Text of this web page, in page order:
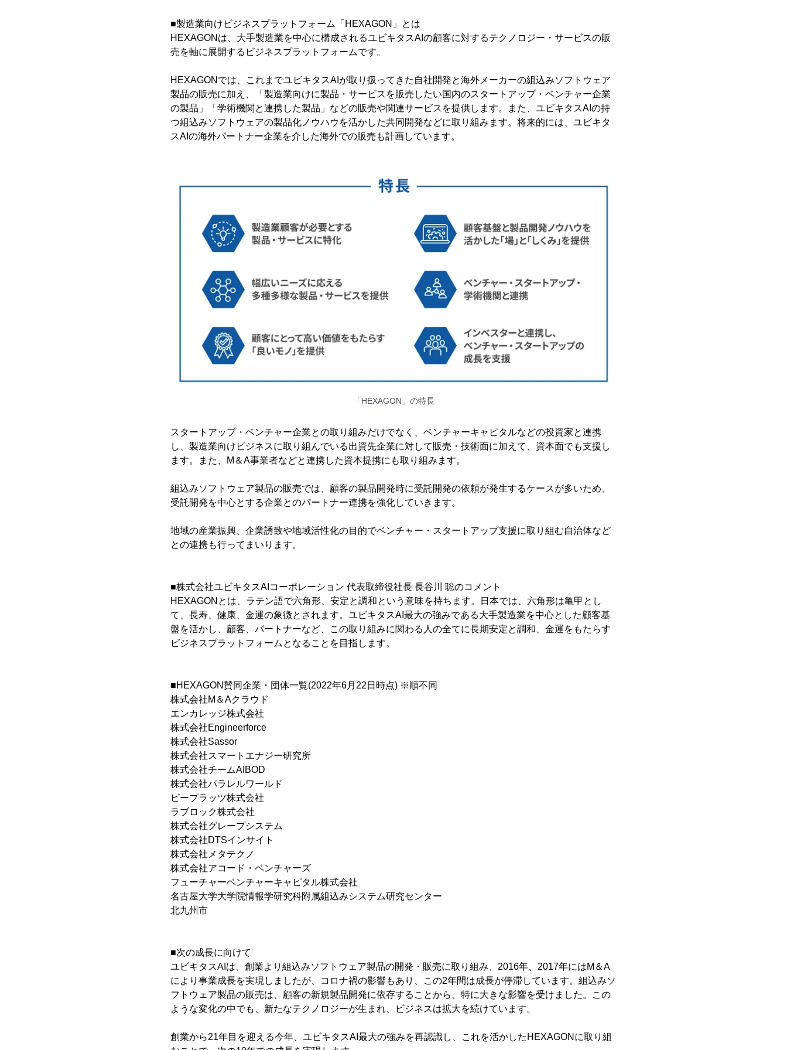
■製造業向けビジネスプラットフォーム「HEXAGON」とは
HEXAGONは、大手製造業を中心に構成されるユビキタスAIの顧客に対するテクノロジー・サービスの販
売を軸に展開するビジネスプラットフォームです。
HEXAGONでは、これまでユビキタスAIが取り扱ってきた自社開発と海外メーカーの組込みソフトウェア
製品の販売に加え、「製造業向けに製品・サービスを販売したい国内のスタートアップ・ベンチャー企業
の製品」「学術機関と連携した製品」などの販売や関連サービスを提供します。また、ユビキタスAIの持
つ組込みソフトウェアの製品化ノウハウを活かした共同開発などに取り組みます。将来的には、ユビキタ
スAIの海外パートナー企業を介した海外での販売も計画しています。
「HEXAGON」の特長
スタートアップ・ベンチャー企業との取り組みだけでなく、ベンチャーキャピタルなどの投資家と連携
し、製造業向けビジネスに取り組んでいる出資先企業に対して販売・技術面に加えて、資本面でも支援し
ます。また、M＆A事業者などと連携した資本提携にも取り組みます。
組込みソフトウェア製品の販売では、顧客の製品開発時に受託開発の依頼が発生するケースが多いため、
受託開発を中心とする企業とのパートナー連携を強化していきます。
地域の産業振興、企業誘致や地域活性化の目的でベンチャー・スタートアップ支援に取り組む自治体など
との連携も行ってまいります。
■株式会社ユビキタスAIコーポレーション 代表取締役社長 長谷川 聡のコメント
HEXAGONとは、ラテン語で六角形、安定と調和という意味を持ちます。日本では、六角形は亀甲とし
て、長寿、健康、金運の象徴とされます。ユビキタスAI最大の強みである大手製造業を中心とした顧客基
盤を活かし、顧客、パートナーなど、この取り組みに関わる人の全てに長期安定と調和、金運をもたらす
ビジネスプラットフォームとなることを目指します。
■HEXAGON賛同企業・団体一覧(2022年6月22日時点) ※順不同
株式会社M＆Aクラウド
エンカレッジ株式会社
株式会社Engineerforce
株式会社Sassor
株式会社スマートエナジー研究所
株式会社チームAIBOD
株式会社パラレルワールド
ビープラッツ株式会社
ラブロック株式会社
株式会社グレープシステム
株式会社DTSインサイト
株式会社メタテクノ
株式会社アコード・ベンチャーズ
フューチャーベンチャーキャピタル株式会社
名古屋大学大学院情報学研究科附属組込みシステム研究センター
北九州市
■次の成長に向けて
ユビキタスAIは、創業より組込みソフトウェア製品の開発・販売に取り組み、2016年、2017年にはM＆A
により事業成長を実現しましたが、コロナ禍の影響もあり、この2年間は成長が停滞しています。組込みソ
フトウェア製品の販売は、顧客の新規製品開発に依存することから、特に大きな影響を受けました。この
ような変化の中でも、新たなテクノロジーが生まれ、ビジネスは拡大を続けています。
創業から21年目を迎える今年、ユビキタスAI最大の強みを再認識し、これを活かしたHEXAGONに取り組